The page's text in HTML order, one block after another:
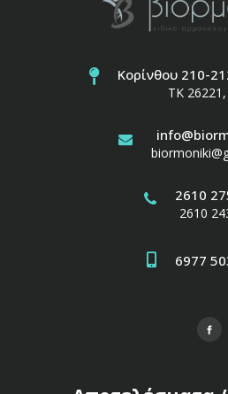
Κορίνθου 210-
ΤΚ
2610
2610
6977